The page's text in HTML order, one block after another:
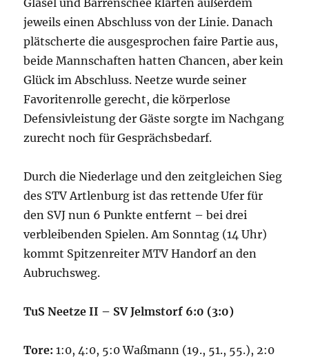
jeweils einen Abschluss von der Linie. Danach
plätscherte die ausgesprochen faire Partie aus,
beide Mannschaften hatten Chancen, aber kein
Glück im Abschluss. Neetze wurde seiner
Favoritenrolle gerecht, die körperlose
Defensivleistung der Gäste sorgte im Nachgang
zurecht noch für Gesprächsbedarf.
Durch die Niederlage und den zeitgleichen Sieg
des STV Artlenburg ist das rettende Ufer für
den SVJ nun 6 Punkte entfernt – bei drei
verbleibenden Spielen. Am Sonntag (14 Uhr)
kommt Spitzenreiter MTV Handorf an den
Aubruchsweg.
TuS Neetze II – SV Jelmstorf 6:0 (3:0)
Tore: 1:0, 4:0, 5:0 Waßmann (19., 51., 55.), 2:0